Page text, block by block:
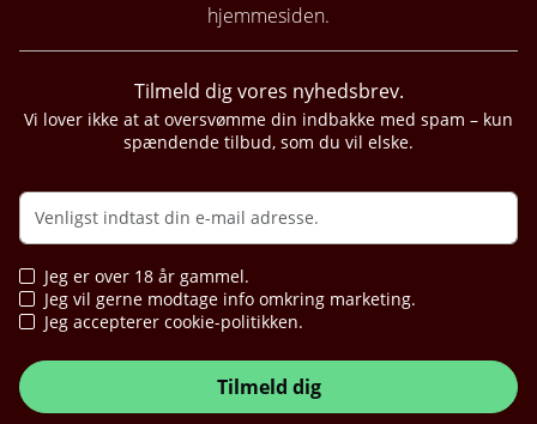
hjemmesiden.
Tilmeld dig vores nyhedsbrev.
Vi lover ikke at at oversvømme din indbakke med spam – kun
spændende tilbud, som du vil elske.
Jeg er over 18 år gammel.
Jeg vil gerne modtage info omkring marketing.
Jeg accepterer cookie-politikken.
Tilmeld dig